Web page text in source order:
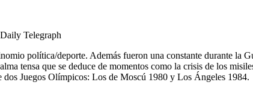
Telegraph
política/deporte. Además fueron una constante durante la
tensa que se deduce de momentos como la crisis de los
Juegos Olímpicos: Los de Moscú 1980 y Los Ángeles 1984.